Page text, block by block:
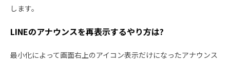
します。
LINEのアナウンスを再表示するやり方は?
最小化によって画面右上のアイコン表示だけになったアナウンス